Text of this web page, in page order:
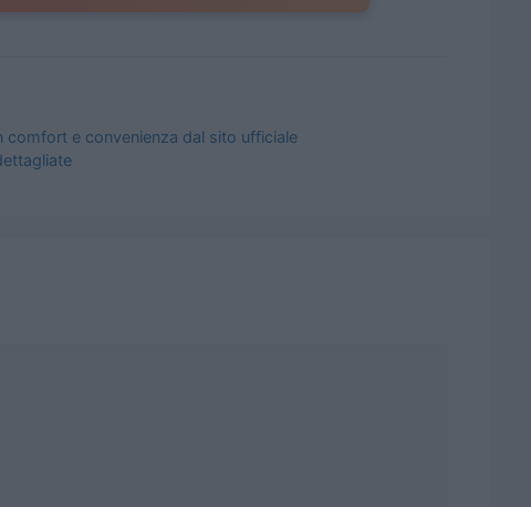
comfort e convenienza dal sito ufficiale